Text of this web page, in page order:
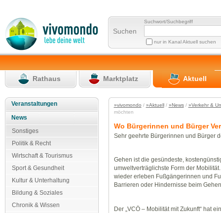
Suchen
Suchwort/Suchbegriff
nur in Kanal Aktuell suchen
Rathaus Marktplatz Aktuell
Veranstaltungen
News
Sonstiges
Politik & Recht
Wirtschaft & Tourismus
Sport & Gesundheit
Kultur & Unterhaltung
Bildung & Soziales
Chronik & Wissen
»vivomondo / »Aktuell/ »News/ »Verkehr &
möchten
Wo Bürgerinnen und Bürger
Sehr geehrte Bürgerinnen und Bürger
Gehen ist die gesündeste,
umweltverträglichste Form der
wieder erleben Fußgängerinnen und
Barrieren oder Hindernisse beim
Der „VCÖ – Mobilität mit Zukunft“ hat